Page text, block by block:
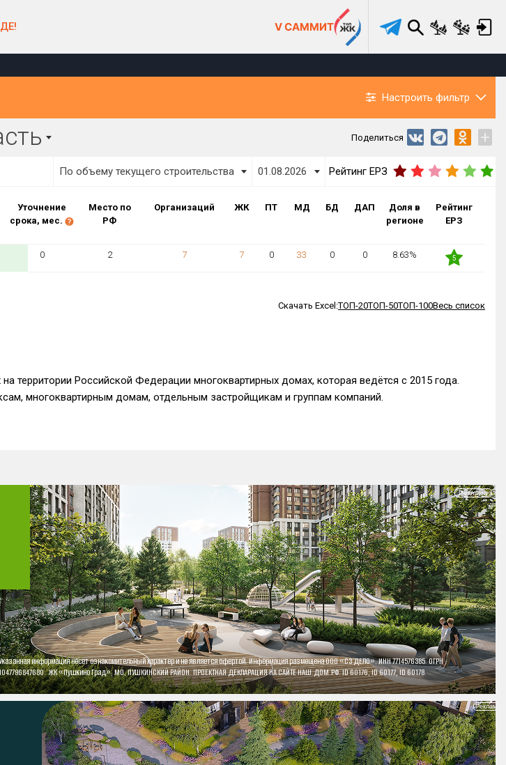
V САММИТ
Настроить фильтр
ввода
до
Поделиться +
По объему текущего строительства 01.08.2026 Рейтинг ЕРЗ
Уточнение
срока, мес.
Место по
РФ
Организаций ЖК ПТ МД БД ДАП
Доля в
регионе
Рейтинг
ЕРЗ
0 2 7 7 0 33 0 0 8.63% 5
Скачать Excel:ТОП-20ТОП-50ТОП-100Весь список
территории Российской Федерации многоквартирных домах, которая ведётся с 2015 года.
многоквартирным домам, отдельным застройщикам и группам компаний.